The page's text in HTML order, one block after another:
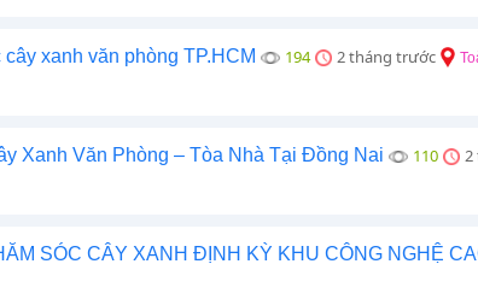
xanh văn phòng TP.HCM 194 2 tháng trước
Xanh Văn Phòng – Tòa Nhà Tại Đồng Nai 110 2
SÓC CÂY XANH ĐỊNH KỲ KHU CÔNG NGHỆ